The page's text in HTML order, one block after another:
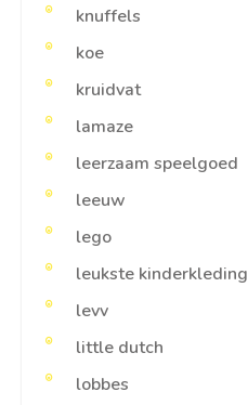
knuffels
koe
kruidvat
lamaze
leerzaam speelgoed
leeuw
lego
leukste kinderkleding
levv
little dutch
lobbes